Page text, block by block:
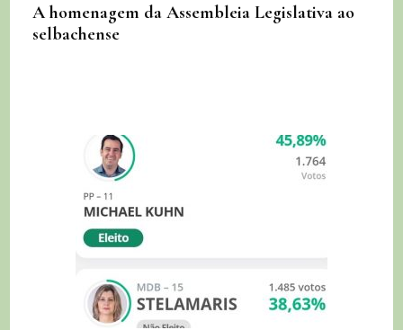
A homenagem da Assembleia Legislativa ao
selbachense